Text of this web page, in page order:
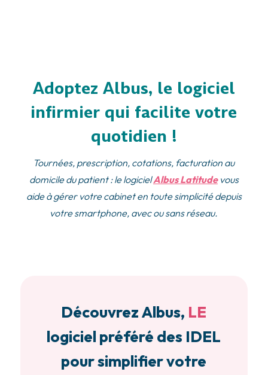
Adoptez Albus, le logiciel
infirmier qui facilite votre
quotidien !
Tournées, prescription, cotations, facturation au
domicile du patient : le logicielAlbus Latitudevous
aide à gérer votre cabinet en toute simplicité depuis
votre smartphone, avec ou sans réseau.
Découvrez Albus, LE
logiciel préféré des IDEL
pour simplifier votre